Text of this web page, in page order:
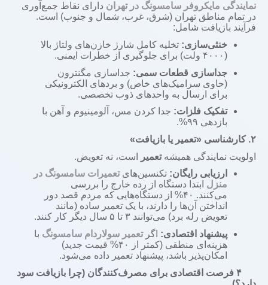
نمایندگی مایکروفر سامسونگ در تهران دارای نقاط جمع‌آوری
در تمام مناطق تهران (شرق، غرب، شمال و جنوب) است.
فرآیند بازیافت شامل:
خنثی‌سازی: تخلیه کامل شارژ خازن‌های ولتاژ بالا
( ۴۰۰۰ ولت) برای جلوگیری از خطرات ایمنی.
جداسازی قطعات سمی: جداسازی مگنترون
(حاوی سرامیک‌های خاص) و بردهای الکترونیکی
برای ارسال به واحدهای ذوب تخصصی.
تفکیک فلزات: جدا کردن مس، آلومینیوم و آهن با
بازدهی ۹۹%.
۲. کارشناسی «تعمیر یا بازیافت»
اولویت نمایندگی همیشهتعمیر
است، نه تعویض.
ارزیابی رایگان: تکنسین‌هایتعمیرات سامسونگ در
منزل ابتدا دستگاه از رده خارج را بررسی
می‌کنند. ۴۰%
از دستگاه‌هایی که مردم قصد دور
انداختن آن‌ها را دارند، با یک تعمیر ساده (مانند
تعویض رله برد) می‌توانند ۳ تا ۵ سال دیگر کار کنند.
پیشنهاد اقتصادی: اگرتعمیر سولاردام سامسونگ با
هزینه‌ای منطقی (کمتر از
۴۰%
قیمت جدید)
امکان‌پذیر باشد، پیشنهاد تعمیر داده می‌شود.
۴ فرصت اقتصادی برای مصرف‌کنندگان (چرا بازیافت سود